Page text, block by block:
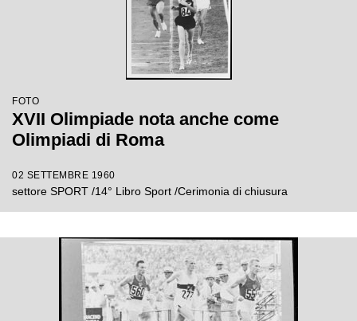
FOTO
XVII Olimpiade nota anche come
Olimpiadi di Roma
02 SETTEMBRE 1960
settore SPORT /14° Libro Sport /Cerimonia di chiusura